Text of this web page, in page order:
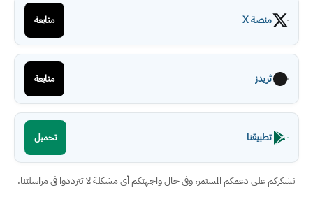
منصة X متابعة
ثريدز متابعة
تطبيقنا تحميل
نشكركم على دعمكم المستمر، وفي حال واجهتكم أي مشكلة لا تترددوا في مراسلتنا.